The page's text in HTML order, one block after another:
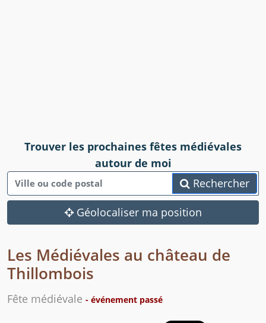
Trouver les prochaines fêtes médiévales
autour de moi
Rechercher
Géolocaliser ma position
Les Médiévales au château de
Thillombois
Fête médiévale - événement passé